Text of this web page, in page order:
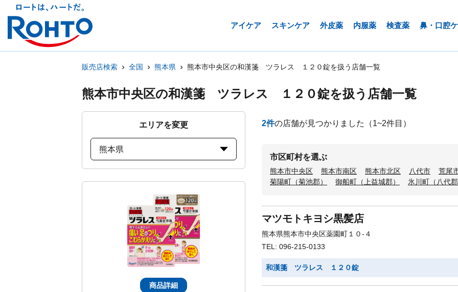
アイケア スキンケア 外皮薬 内服薬 検査薬 鼻・口腔
販売店検索 全国 熊本県 熊本市中央区の和漢箋 ツラレス １２０錠を扱う店舗一覧
熊本市中央区の和漢箋 ツラレス １２０錠を扱う店舗一覧
エリアを変更
熊本県
商品詳細
2件の店舗が見つかりました （1~2件目）
市区町村を選ぶ
熊本市中央区 熊本市南区 熊本市北区 八代市 荒尾
菊陽町（菊池郡）
御船町（上益城郡） 氷川町（八代郡
マツモトキヨシ黒髪店
熊本県熊本市中央区薬園町１０-４
TEL: 096-215-0133
和漢箋 ツラレス １２０錠